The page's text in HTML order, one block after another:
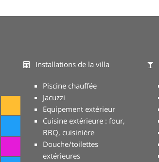
Installations de la villa
Piscine chauffée
Jacuzzi
Equipement extérieur
Cuisine extérieure : four,
BBQ, cuisinière
Douche/toilettes
extérieures